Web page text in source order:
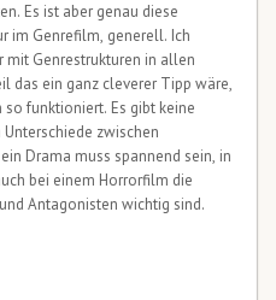
Es ist aber genau diese
im Genrefilm, generell. Ich
mit Genrestrukturen in allen
das ein ganz cleverer Tipp wäre,
funktioniert. Es gibt keine
zwischen
Drama muss spannend sein, in
bei einem Horrorfilm die
Antagonisten wichtig sind.